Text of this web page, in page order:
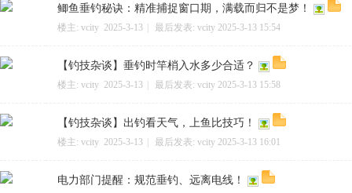
二 鲫鱼垂钓秘诀：精准捕捉窗口期，满载而归不是梦！
楼主: vcity 2025-3-13 最后发表: vcity 2025-3-13 15:54
【钓技杂谈】垂钓时竿梢入水多少合适？
楼主: vcity 2025-3-13 最后发表: vcity 2025-3-13 15:58
【钓技杂谈】出钓看天气，上鱼比技巧！
楼主: vcity 2025-3-13 最后发表: vcity 2025-3-13 16:01
电力部门提醒：规范垂钓、远离电线！